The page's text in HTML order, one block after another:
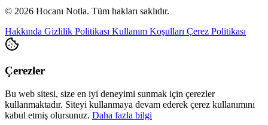
© 2026 Hocanı Notla. Tüm hakları saklıdır.
Hakkında Gizlilik Politikası Kullanım Koşulları Çerez Politikası
Çerezler
Bu web sitesi, size en iyi deneyimi sunmak için çerezler
kullanmaktadır. Siteyi kullanmaya devam ederek çerez kullanımını
kabul etmiş olursunuz. Daha fazla bilgi